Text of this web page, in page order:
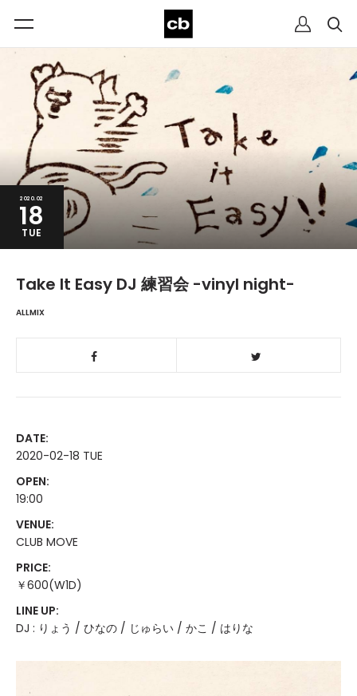
2020.02
18
TUE
Take It Easy DJ 練習会 -vinyl night-
ALLMIX
DATE:
2020-02-18 TUE
OPEN:
19:00
VENUE:
CLUB MOVE
PRICE:
￥600(W1D)
LINE UP:
DJ : りょう / ひなの / じゅらい / かこ / はりな